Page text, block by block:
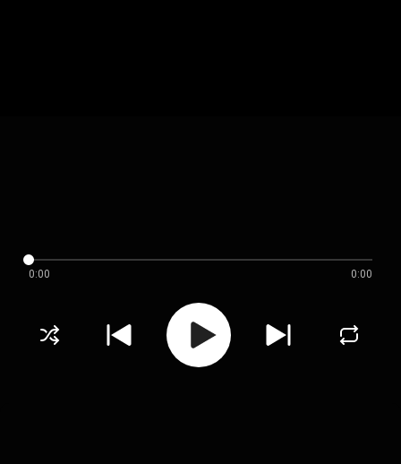
0:00 0:00